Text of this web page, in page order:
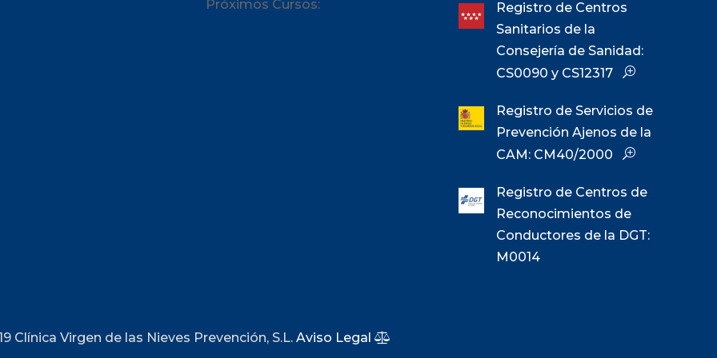
Próximos Cursos:
Registro de Centros
Sanitarios de la
Consejería de Sanidad:
CS0090 y CS12317
Registro de Servicios de
Prevención Ajenos de la
CAM: CM40/2000
Registro de Centros de
Reconocimientos de
Conductores de la DGT:
M0014
Clínica Virgen de las Nieves Prevención, S.L. Aviso Legal